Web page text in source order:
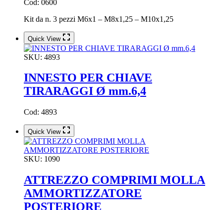
Cod: 0600
Kit da n. 3 pezzi M6x1 – M8x1,25 – M10x1,25
Quick View
SKU: 4893
INNESTO PER CHIAVE
TIRARAGGI Ø mm.6,4
Cod: 4893
Quick View
SKU: 1090
ATTREZZO COMPRIMI MOLLA
AMMORTIZZATORE
POSTERIORE